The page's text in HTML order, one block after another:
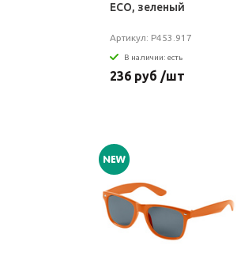
ECO, зеленый
Артикул: P453.917
В наличии: есть
236 руб /шт